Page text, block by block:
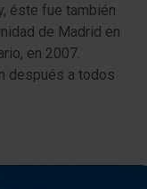
éste fue también
de Madrid en
en 2007.
después a todos